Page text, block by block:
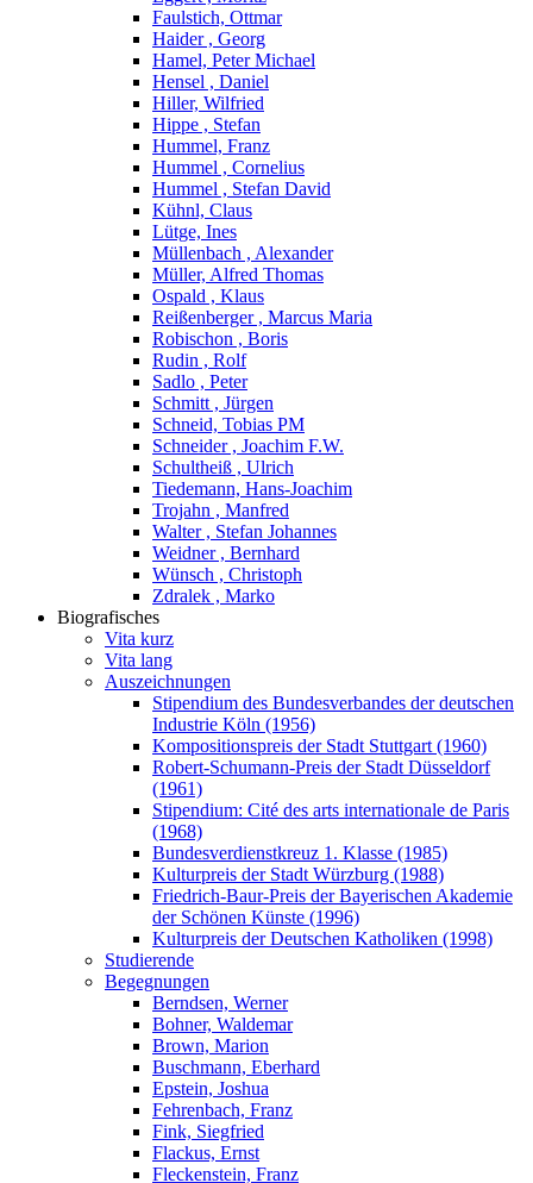
Faulstich, Ottmar
Haider , Georg
Hamel, Peter Michael
Hensel , Daniel
Hiller, Wilfried
Hippe , Stefan
Hummel, Franz
Hummel , Cornelius
Hummel , Stefan David
Kühnl, Claus
Lütge, Ines
Müllenbach , Alexander
Müller, Alfred Thomas
Ospald , Klaus
Reißenberger , Marcus Maria
Robischon , Boris
Rudin , Rolf
Sadlo , Peter
Schmitt , Jürgen
Schneid, Tobias PM
Schneider , Joachim F.W.
Schultheiß , Ulrich
Tiedemann, Hans-Joachim
Trojahn , Manfred
Walter , Stefan Johannes
Weidner , Bernhard
Wünsch , Christoph
Zdralek , Marko
Biografisches
Vita kurz
Vita lang
Auszeichnungen
Stipendium des Bundesverbandes der deutschen
Industrie Köln (1956)
Kompositionspreis der Stadt Stuttgart (1960)
Robert-Schumann-Preis der Stadt Düsseldorf
(1961)
Stipendium: Cité des arts internationale de Paris
(1968)
Bundesverdienstkreuz 1. Klasse (1985)
Kulturpreis der Stadt Würzburg (1988)
Friedrich-Baur-Preis der Bayerischen Akademie
der Schönen Künste (1996)
Kulturpreis der Deutschen Katholiken (1998)
Studierende
Begegnungen
Berndsen, Werner
Bohner, Waldemar
Brown, Marion
Buschmann, Eberhard
Epstein, Joshua
Fehrenbach, Franz
Fink, Siegfried
Flackus, Ernst
Fleckenstein, Franz